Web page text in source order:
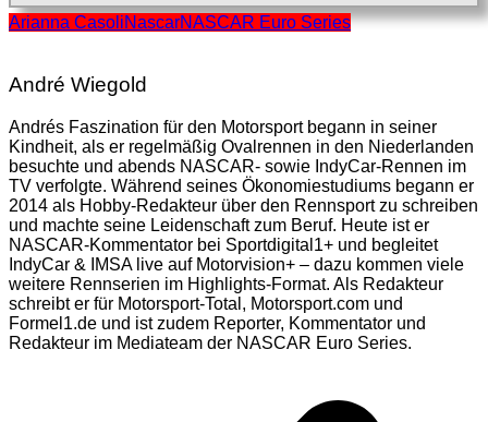
Arianna CasoliNascarNASCAR Euro Series
André Wiegold
Andrés Faszination für den Motorsport begann in seiner
Kindheit, als er regelmäßig Ovalrennen in den Niederlanden
besuchte und abends NASCAR- sowie IndyCar-Rennen im
TV verfolgte. Während seines Ökonomiestudiums begann er
2014 als Hobby-Redakteur über den Rennsport zu schreiben
und machte seine Leidenschaft zum Beruf. Heute ist er
NASCAR-Kommentator bei Sportdigital1+ und begleitet
IndyCar & IMSA live auf Motorvision+ – dazu kommen viele
weitere Rennserien im Highlights-Format. Als Redakteur
schreibt er für Motorsport-Total, Motorsport.com und
Formel1.de und ist zudem Reporter, Kommentator und
Redakteur im Mediateam der NASCAR Euro Series.